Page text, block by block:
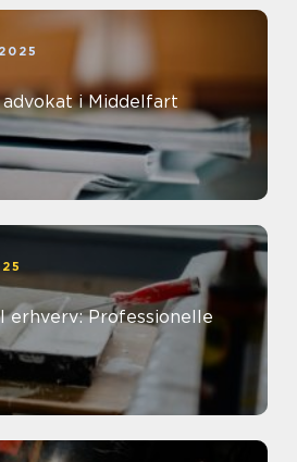
i Middelfart
erhverv: Professionelle